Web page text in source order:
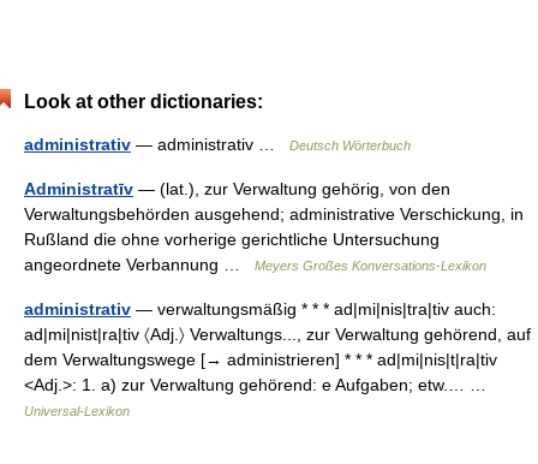
Look at other dictionaries:
administrativ — administrativ … Deutsch Wörterbuch
Administratīv — (lat.), zur Verwaltung gehörig, von den
Verwaltungsbehörden ausgehend; administrative Verschickung, in
Rußland die ohne vorherige gerichtliche Untersuchung
angeordnete Verbannung …
Meyers Großes Konversations-Lexikon
administrativ — verwaltungsmäßig * * * ad|mi|nis|tra|tiv auch:
ad|mi|nist|ra|tiv 〈Adj.〉 Verwaltungs..., zur Verwaltung gehörend, auf
dem Verwaltungswege [→ administrieren] * * * ad|mi|nis|t|ra|tiv
<Adj.>: 1. a) zur Verwaltung gehörend: e Aufgaben; etw.… …
Universal-Lexikon